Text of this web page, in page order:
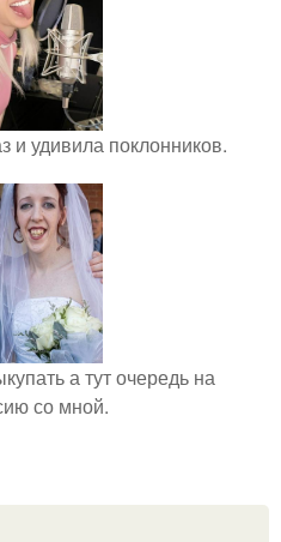
и удивила поклонников.
а тут очередь на
со мной.